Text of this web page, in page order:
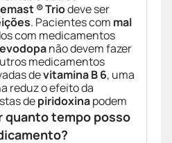
® Triodeve ser
. Pacientes com mal
com medicamentos
não devem fazer
medicamentos
devitamina B 6, uma
reduz o efeito da
depiridoxinapodem
quanto tempo posso